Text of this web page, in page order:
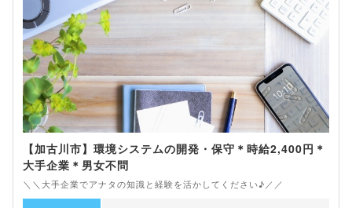
【加古川市】環境システムの開発・保守＊時給2,400円＊
大手企業＊男女不問
＼＼大手企業でアナタの知識と経験を活かしてください♪／／